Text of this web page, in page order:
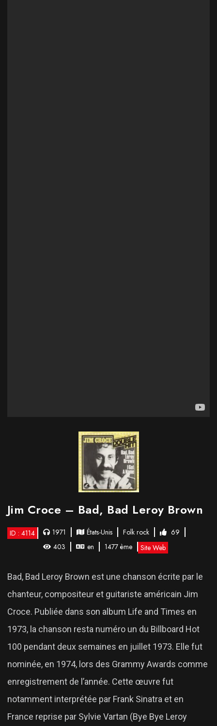
Jim Croce – Bad, Bad Leroy Brown
ID : 4114 1971 États-Unis Folk rock
69
403
en 1477 ème Site Web
Bad, Bad Leroy Brown est une chanson écrite par le
chanteur, compositeur et guitariste américain Jim
Croce. Publiée dans son album Life and Times en
1973, la chanson resta numéro un du Billboard Hot
100 pendant deux semaines en juillet 1973. Elle fut
nominée, en 1974, lors des Grammy Awards comme
enregistrement de l’année. Cette œuvre fut
notamment interprétée par Frank Sinatra et en
France reprise par Sylvie Vartan (Bye Bye Leroy